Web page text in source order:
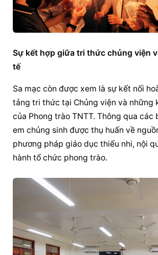
Sự kết hợp giữa tri thức chủng viện
tế
Sa mạc còn được xem là sự kết nối
tảng tri thức tại Chủng viện và những
của Phong trào TNTT. Thông qua các
em chủng sinh được thụ huấn về
phương pháp giáo dục thiếu nhi, nội
hành tổ chức phong trào.